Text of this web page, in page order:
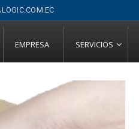
EMPRESA SERVICIOS